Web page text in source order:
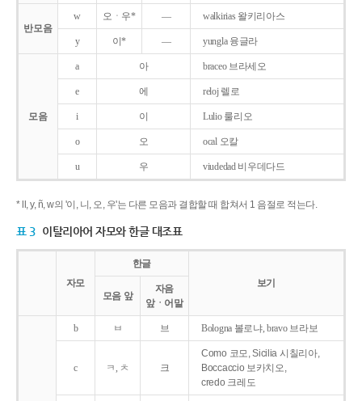
반모음
w 오ㆍ우* ― walkirias 왈키리아스
y 이* ― yungla 융글라
모음
a 아 braceo 브라세오
e 에 reloj 렐로
i 이 Lulio 룰리오
o 오 ocal 오칼
u 우 viudedad 비우데다드
* ll, y, ñ, w의 '이, 니, 오, 우'는 다른 모음과 결합할 때 합쳐서 1 음절로 적는다.
표 3 이탈리아어 자모와 한글 대조표
자모
한글
보기
모음 앞
자음
앞ㆍ어말
b ㅂ 브 Bologna 볼로냐, bravo 브라보
c ㅋ, ㅊ 크
Como 코모, Sicilia 시칠리아,
Boccaccio 보카치오,
credo 크레도